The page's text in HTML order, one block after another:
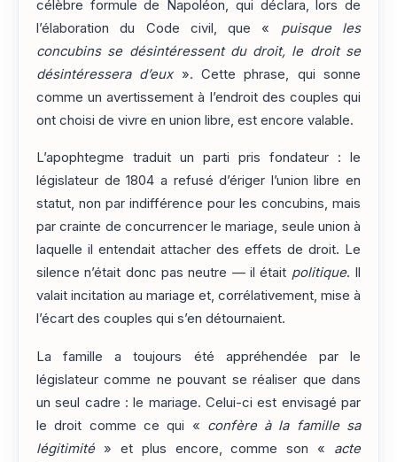
célèbre formule de Napoléon, qui déclara, lors de
l’élaboration du Code civil, que « puisque les
concubins se désintéressent du droit, le droit se
désintéressera d’eux». Cette phrase, qui sonne
comme un avertissement à l’endroit des couples qui
ont choisi de vivre en union libre, est encore valable.
L’apophtegme traduit un parti pris fondateur : le
législateur de 1804 a refusé d’ériger l’union libre en
statut, non par indifférence pour les concubins, mais
par crainte de concurrencer le mariage, seule union à
laquelle il entendait attacher des effets de droit. Le
silence n’était donc pas neutre — il était politique. Il
valait incitation au mariage et, corrélativement, mise à
l’écart des couples qui s’en détournaient.
La famille a toujours été appréhendée par le
législateur comme ne pouvant se réaliser que dans
un seul cadre : le mariage. Celui-ci est envisagé par
le droit comme ce qui « confère à la famille sa
légitimité» et plus encore, comme son « acte